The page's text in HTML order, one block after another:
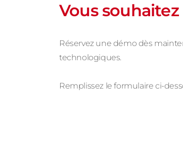
Vous
Réservez une démo dès
technologiques.
Remplissez le formulaire ci-